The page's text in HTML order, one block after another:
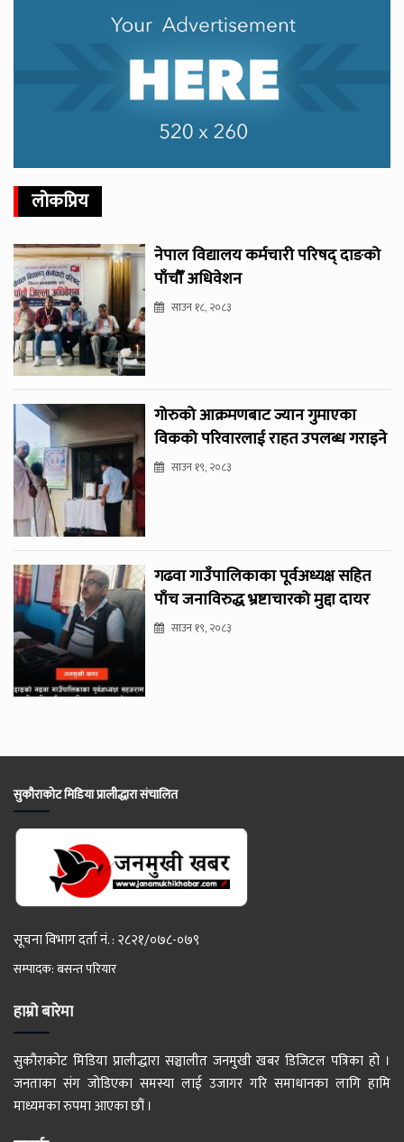
लोकप्रिय
नेपाल विद्यालय कर्मचारी परिषद् दाङको
पाँचौँ अधिवेशन
साउन १८, २०८३
गोरुको आक्रमणबाट ज्यान गुमाएका
विकको परिवारलाई राहत उपलब्ध गराइने
साउन १९, २०८३
गढवा गाउँपालिकाका पूर्वअध्यक्ष सहित
पाँच जनाविरुद्ध भ्रष्टाचारको मुद्दा दायर
साउन १९, २०८३
सुकौराकोट मिडिया प्रालीद्धारा संचालित
सूचना विभाग दर्ता नं. : २८२१/०७८-०७९
सम्पादक: बसन्त परियार
हाम्रो बारेमा
सुकौराकोट मिडिया प्रालीद्धारा सञ्चालीत जनमुखी खबर डिजिटल पत्रिका हो ।
जनताका संग जोडिएका समस्या लाई उजागर गरि समाधानका लागि हामि
माध्यमका रुपमा आएका छौं ।